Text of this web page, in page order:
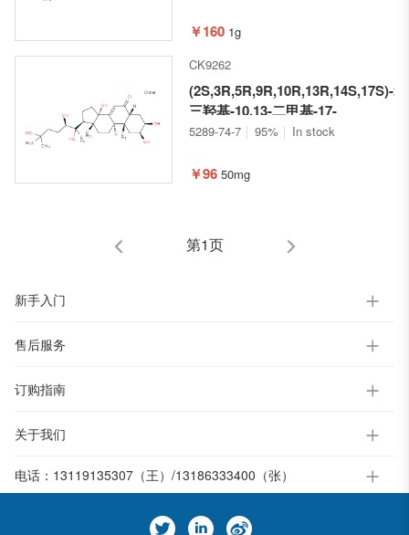
￥160 1g
CK9262
(2S,3R,5R,9R,10R,13R,14S,17S)-
三羟基-10,13-二甲基-17-
((3R)-2,3,6-三羟基-6-甲基庚-2-
十二氢-1H-环戊烷并[a]菲-6(10H)-
5289-74-7 95% In stock
￥96 50mg
第1页
新手入门
售后服务
订购指南
关于我们
电话： 13119135307（王）/13186333400（张）